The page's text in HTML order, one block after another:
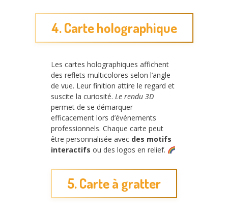
4. Carte holographique
Les cartes holographiques affichent
des reflets multicolores selon l’angle
de vue. Leur finition attire le regard et
suscite la curiosité. Le rendu 3D
permet de se démarquer
efficacement lors d’événements
professionnels. Chaque carte peut
être personnalisée avec des motifs
interactifs ou des logos en relief.
5. Carte à gratter